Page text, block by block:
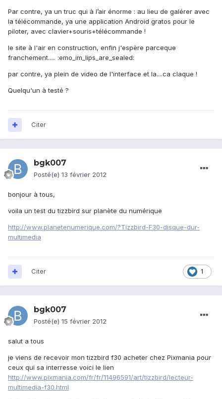
Par contre, ya un truc qui à l’air énorme : au lieu de galérer avec
la télécommande, ya une application Android gratos pour le
piloter, avec clavier+souris+télécommande !
le site à l'air en construction, enfin j'espère parceque
franchement..... :emo_im_lips_are_sealed:
par contre, ya plein de video de l'interface et la....ca claque !
Quelqu'un à testé ?
Citer
bgk007
Posté(e) 13 février 2012
bonjour à tous,
voila un test du tizzbird sur planète du numérique
http://www.planetenumerique.com/?Tizzbird-F30-disque-dur-
multimedia
1
Citer
bgk007
Posté(e) 15 février 2012
salut a tous
je viens de recevoir mon tizzbird f30 acheter chez Pixmania pour
ceux qui sa interresse voici le lien
http://www.pixmania.com/fr/fr/11496591/art/tizzbird/lecteur-
multimedia-f30.html